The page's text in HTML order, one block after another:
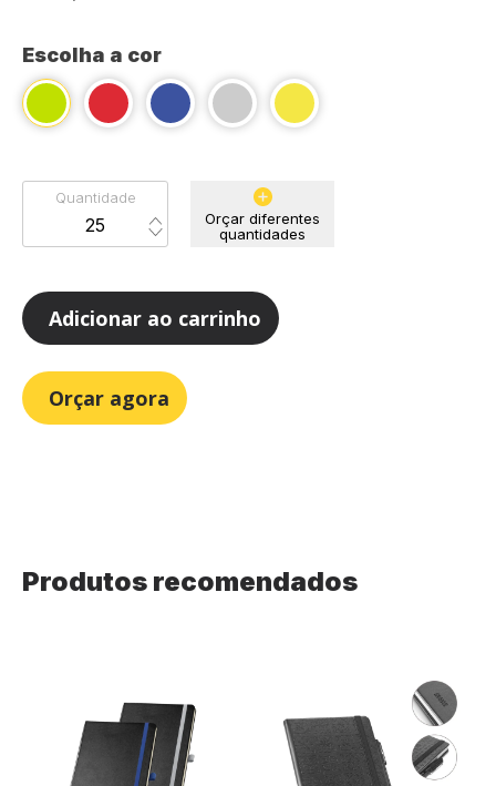
Escolha a cor
Quantidade
Orçar diferentes
quantidades
Adicionar ao carrinho
Orçar agora
Produtos recomendados